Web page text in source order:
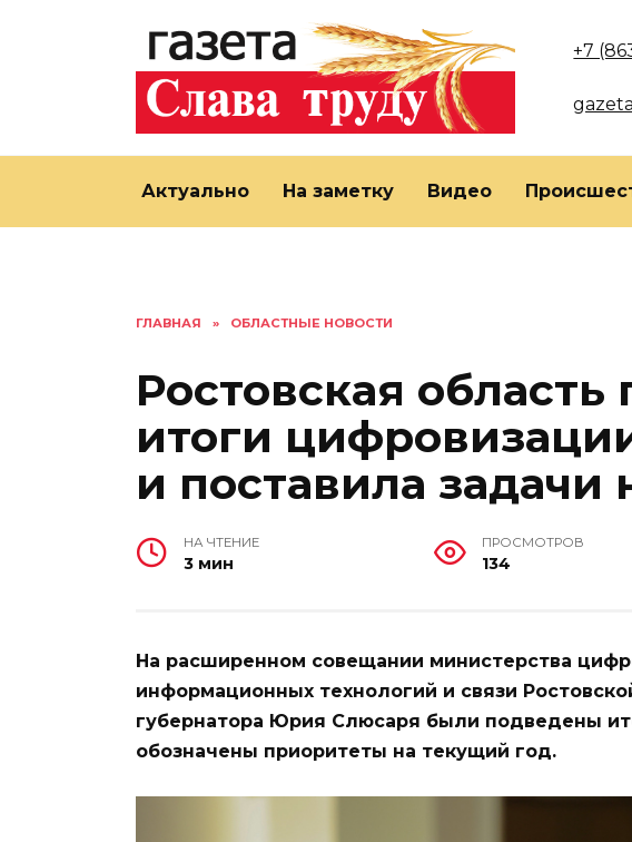
+7
Актуально На заметку Видео
ГЛАВНАЯ » ОБЛАСТНЫЕ НОВОСТИ
Ростовская область
итоги
и поставила задачи
НА ЧТЕНИЕ
3 мин
ПРОСМОТРОВ
134
На расширенном совещании министерства
информационных технологий и связи
губернатора Юрия Слюсаря были подведены
обозначены приоритеты на текущий год.